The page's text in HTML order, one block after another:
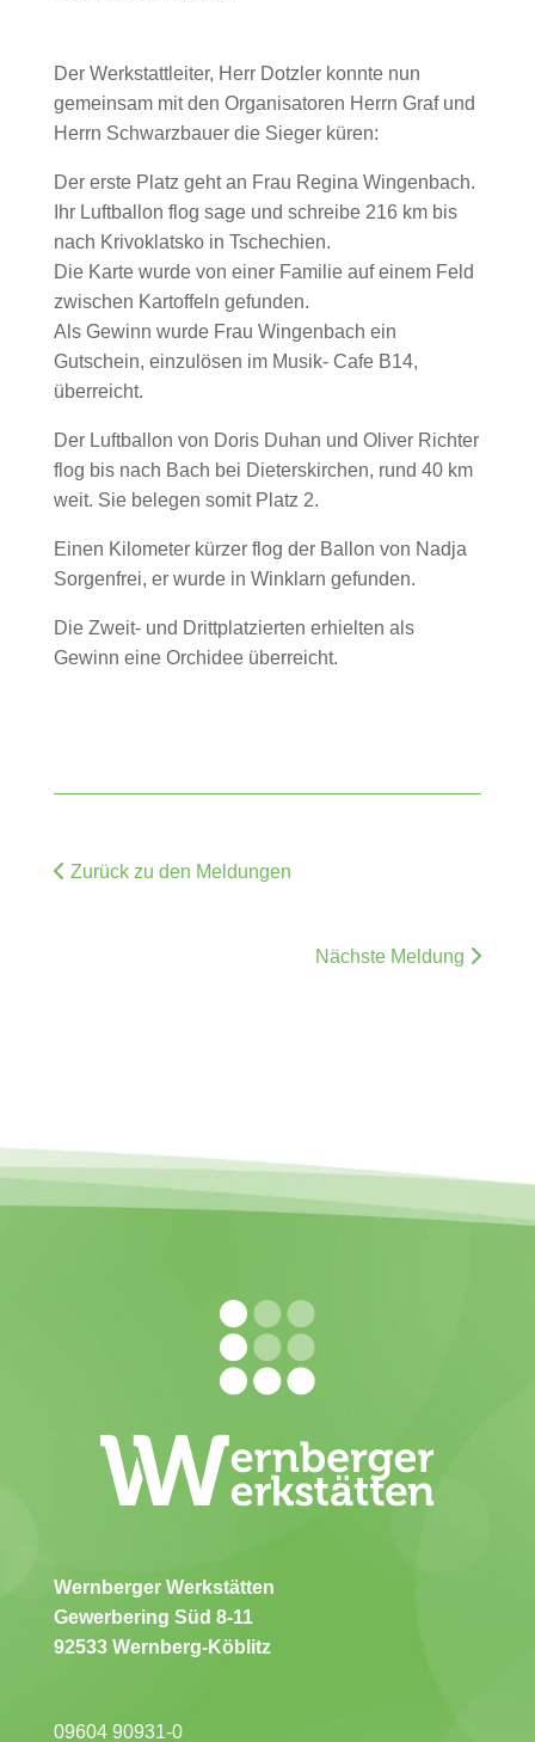
Der Werkstattleiter, Herr Dotzler konnte nun
gemeinsam mit den Organisatoren Herrn Graf und
Herrn Schwarzbauer die Sieger küren:
Der erste Platz geht an Frau Regina Wingenbach.
Ihr Luftballon flog sage und schreibe 216 km bis
nach Krivoklatsko in Tschechien.
Die Karte wurde von einer Familie auf einem Feld
zwischen Kartoffeln gefunden.
Als Gewinn wurde Frau Wingenbach ein
Gutschein, einzulösen im Musik- Cafe B14,
überreicht.
Der Luftballon von Doris Duhan und Oliver Richter
flog bis nach Bach bei Dieterskirchen, rund 40 km
weit. Sie belegen somit Platz 2.
Einen Kilometer kürzer flog der Ballon von Nadja
Sorgenfrei, er wurde in Winklarn gefunden.
Die Zweit- und Drittplatzierten erhielten als
Gewinn eine Orchidee überreicht.
Zurück zu den Meldungen
Nächste Meldung
Wernberger Werkstätten
Gewerbering Süd 8-11
92533 Wernberg-Köblitz
09604 90931-0